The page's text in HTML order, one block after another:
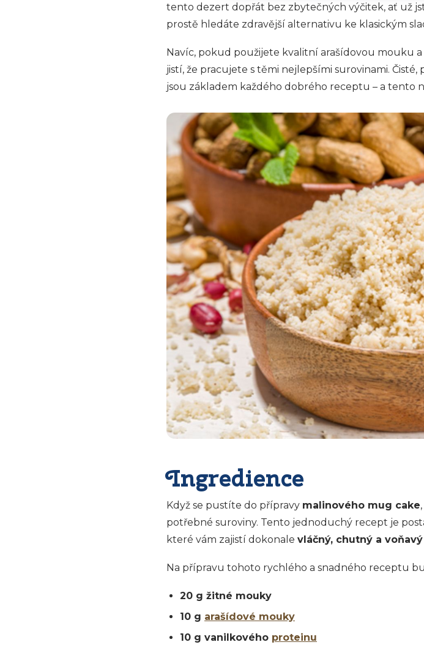
tento dezert dopřát bez zbytečných výčitek, ať už
prostě hledáte zdravější alternativu ke klasickým
Navíc, pokud použijete kvalitní arašídovou mouku
jistí, že pracujete s těmi nejlepšími surovinami.
jsou základem každého dobrého receptu – a tento
Ingredience
Když se pustíte do přípravy malinového mug cake
potřebné suroviny. Tento jednoduchý recept je
které vám zajistí dokonale vláčný, chutný a
Na přípravu tohoto rychlého a snadného receptu
20 g žitné mouky
10 g arašídové mouky
10 g vanilkového proteinu